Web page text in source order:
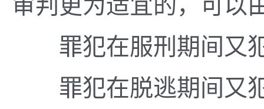
审判更为适宜的，可以
罪犯在服刑期间又犯
罪犯在脱逃期间又犯